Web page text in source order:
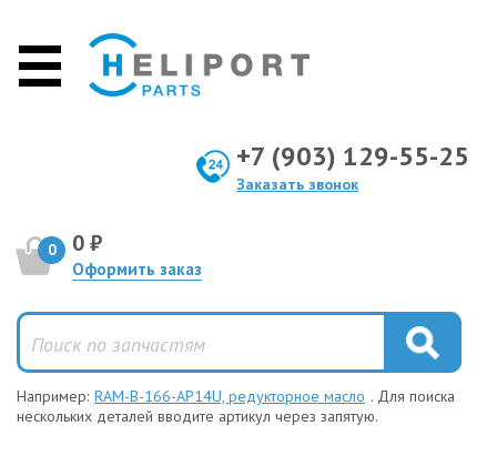
+7 (903) 129-55-25
Заказать звонок
0 0 ₽
Оформить заказ
Например: RAM-B-166-AP14U, редукторное масло . Для поиска
нескольких деталей вводите артикул через запятую.